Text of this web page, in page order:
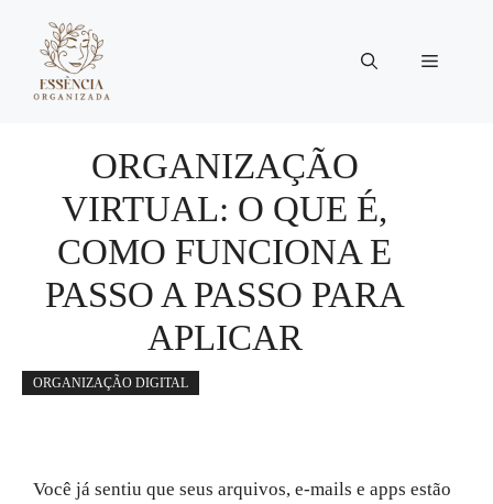
conteúdo
Menu
ORGANIZAÇÃO
VIRTUAL: O QUE É,
COMO FUNCIONA E
PASSO A PASSO PARA
APLICAR
ORGANIZAÇÃO DIGITAL
Você já sentiu que seus arquivos, e-mails e apps estão